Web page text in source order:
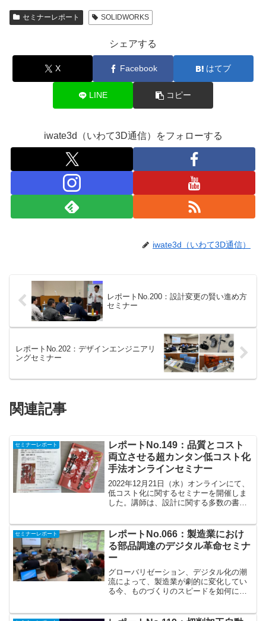
セミナーレポート SOLIDWORKS
シェアする
X Facebook はてブ
LINE コピー
iwate3d（いわて3D通信）をフォローする
iwate3d（いわて3D通信）
レポートNo.200：設計変更の賢い進め方
セミナー
レポートNo.202：デザインエンジニアリ
ングセミナー
関連記事
セミナーレポート
レポートNo.149：品質とコスト
両立させる超カンタン低コスト化
手法オンラインセミナー
2022年12月21日（水）オンラインにて、
低コスト化に関するセミナーを開催しま
した。講師は、設計に関する多数の書籍
井良昌 様横浜国立大学・工学部・機械工
学科卒。國...
セミナーレポート
レポートNo.066：製造業におけ
る部品調達のデジタル革命セミナ
ー
グローバリゼーション、デジタル化の潮
流によって、製造業が劇的に変化してい
る今、ものづくりのスピードを如何に加